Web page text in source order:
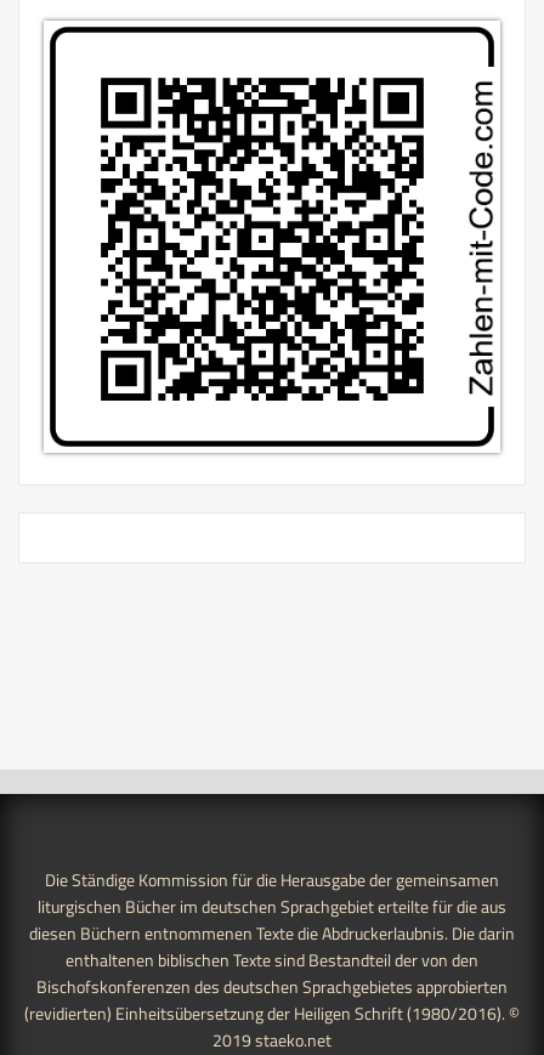
Die Ständige Kommission für die Herausgabe der gemeinsamen
liturgischen Bücher im deutschen Sprachgebiet erteilte für die aus
diesen Büchern entnommenen Texte die Abdruckerlaubnis. Die darin
enthaltenen biblischen Texte sind Bestandteil der von den
Bischofskonferenzen des deutschen Sprachgebietes approbierten
(revidierten) Einheitsübersetzung der Heiligen Schrift (1980/2016). ©
2019staeko.net